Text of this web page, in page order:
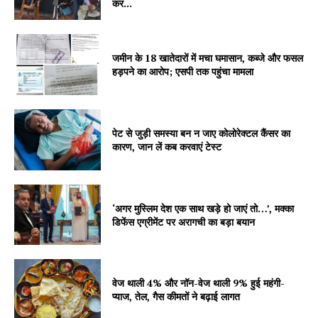
Company
About
Contact us
Subscription Plans
My account
कर...
जमीन के 18 खातेदारों में मचा घमासान, कब्जे और फसल
हड़पने का आरोप; एसपी तक पहुंचा मामला
पेट से जुड़ी समस्या बन न जाए कोलोरेक्टल कैंसर का
कारण, जान लें कब करवाएं टेस्ट
‘अगर मुस्लिम देश एक साथ खड़े हो जाएं तो…’, मक्का
डिफेंस एग्रीमेंट पर अरागची का बड़ा बयान
वेज थाली 4% और नॉन-वेज थाली 9% हुई महंगी-
प्याज, तेल, गैस कीमतों ने बढ़ाई लागत